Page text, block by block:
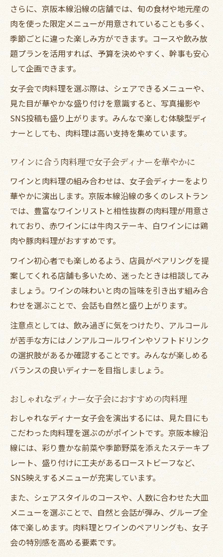
さらに、京阪本線沿線の店舗では、旬の食材や地元産の
肉を使った限定メニューが用意されていることも多く、
季節ごとに違った楽しみ方ができます。コースや飲み放
題プランを活用すれば、予算を決めやすく、幹事も安心
して企画できます。
女子会で肉料理を選ぶ際は、シェアできるメニューや、
見た目が華やかな盛り付けを意識すると、写真撮影や
SNS投稿も盛り上がります。みんなで楽しむ体験型ディ
ナーとしても、肉料理は高い支持を集めています。
ワインに合う肉料理で女子会ディナーを華やかに
ワインと肉料理の組み合わせは、女子会ディナーをより
華やかに演出します。京阪本線沿線の多くのレストラン
では、豊富なワインリストと相性抜群の肉料理が用意さ
れており、赤ワインには牛肉ステーキ、白ワインには鶏
肉や豚肉料理がおすすめです。
ワイン初心者でも楽しめるよう、店員がペアリングを提
案してくれる店舗も多いため、迷ったときは相談してみ
ましょう。ワインの味わいと肉の旨味を引き出す組み合
わせを選ぶことで、会話も自然と盛り上がります。
注意点としては、飲み過ぎに気をつけたり、アルコール
が苦手な方にはノンアルコールワインやソフトドリンク
の選択肢があるか確認することです。みんなが楽しめる
バランスの良いディナーを目指しましょう。
おしゃれなディナー女子会におすすめの肉料理
おしゃれなディナー女子会を演出するには、見た目にも
こだわった肉料理を選ぶのがポイントです。京阪本線沿
線には、彩り豊かな前菜や季節野菜を添えたステーキプ
レート、盛り付けに工夫があるローストビーフなど、
SNS映えするメニューが充実しています。
また、シェアスタイルのコースや、人数に合わせた大皿
メニューを選ぶことで、自然と会話が弾み、グループ全
体で楽しめます。肉料理とワインのペアリングも、女子
会の特別感を高める要素です。